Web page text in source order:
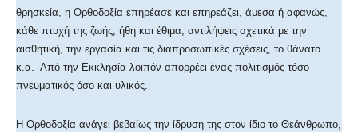
θρησκεία, η Ορθοδοξία επηρέασε και επηρεάζει, άμεσα ή αφανώς,
κάθε πτυχή της ζωής, ήθη και έθιμα, αντιλήψεις σχετικά με την
αισθητική, την εργασία και τις διαπροσωπικές σχέσεις, το θάνατο
κ.α. Από την Εκκλησία λοιπόν απορρέει ένας πολιτισμός τόσο
πνευματικός όσο και υλικός.
Η Ορθοδοξία ανάγει βεβαίως την ίδρυση της στον ίδιο το Θεάνθρωπο,